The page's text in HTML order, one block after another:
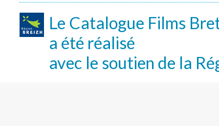
Le Catalogue Films
a été réalisé
avec le soutien de la